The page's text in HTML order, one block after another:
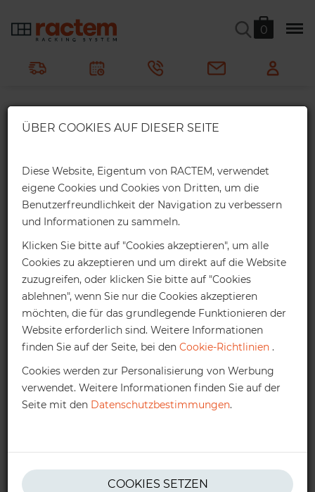
Ractem Metallregale Ladenregale
Gitterregale
Verchromte Verbindungshaken
Zubehörteile zur Verbindung von zwei verchromten
Regalen.
Vorrätig
0
Webshop-Rabatte
Erhalten Sie einen exklusiven Online-
Rabatt für Ihre Webshop-Bestellung:
Bis 1.000€ *
Online-Rabatt
Bis 2.000€ *
4%
Online-Rabatt
Höherer Auftragswert:
Ihnen ein persönliches Angebot zu unterbreiten.
kontakt@ractem.at
* Nettobestellwert (ohne MwSt.) Für weitere Informationen können
Sie unsere
nachlesen.
ÜBER COOKIES AUF DIESER SEITE
Diese Website, Eigentum von RACTEM, verwendet
eigene Cookies und Cookies von Dritten, um die
Benutzerfreundlichkeit der Navigation zu verbessern
und Informationen zu sammeln.
Klicken Sie bitte auf "Cookies akzeptieren", um alle
Cookies zu akzeptieren und um direkt auf die Website
zuzugreifen, oder klicken Sie bitte auf "Cookies
ablehnen", wenn Sie nur die Cookies akzeptieren
möchten, die für das grundlegende Funktionieren der
Website erforderlich sind. Weitere Informationen
finden Sie auf der Seite, bei den Cookie-Richtlinien .
Cookies werden zur Personalisierung von Werbung
verwendet. Weitere Informationen finden Sie auf der
Seite mit den Datenschutzbestimmungen.
COOKIES SETZEN